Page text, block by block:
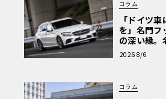
コラム
「ドイツ
を」名門フ
の深い縁。
心と、Cク
な走り〈PR
2026 8/6
コラム